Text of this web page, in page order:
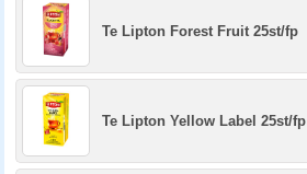
Te Lipton Forest Fruit 25st/fp
Te Lipton Yellow Label 25st/fp